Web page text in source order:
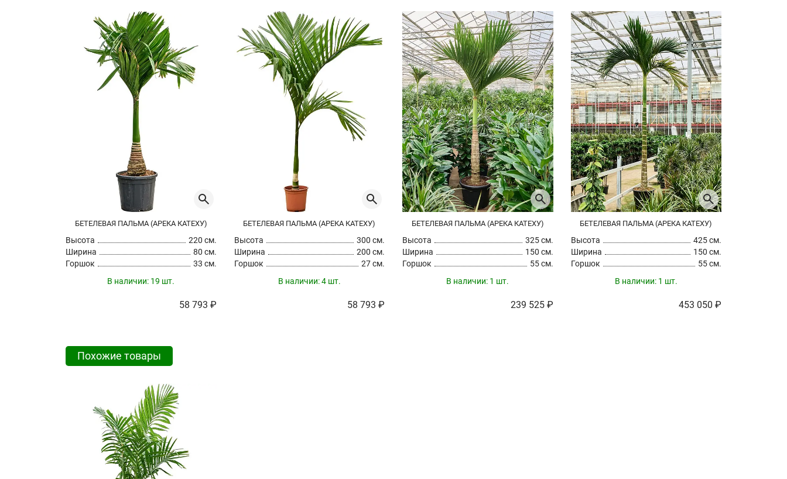
БЕТЕЛЕВАЯ ПАЛЬМА (АРЕКА КАТЕХУ)
Высота
220 см.
Ширина
80 см.
Горшок
33 см.
В наличии: 19 шт.
58 793 ₽
БЕТЕЛЕВАЯ ПАЛЬМА (АРЕКА КАТЕХУ)
Высота
300 см.
Ширина
200 см.
Горшок
27 см.
В наличии:4 шт.
58 793 ₽
БЕТЕЛЕВАЯ ПАЛЬМА (АРЕКА КАТЕХУ)
Высота
325 см.
Ширина
150 см.
Горшок
55 см.
В наличии: 1 шт.
239 525 ₽
БЕТЕЛЕВАЯ ПАЛЬМА (АРЕКА КАТЕХУ)
Высота
425 см.
Ширина
150 см.
Горшок
55 см.
В наличии: 1 шт.
453 050 ₽
Похожие товары